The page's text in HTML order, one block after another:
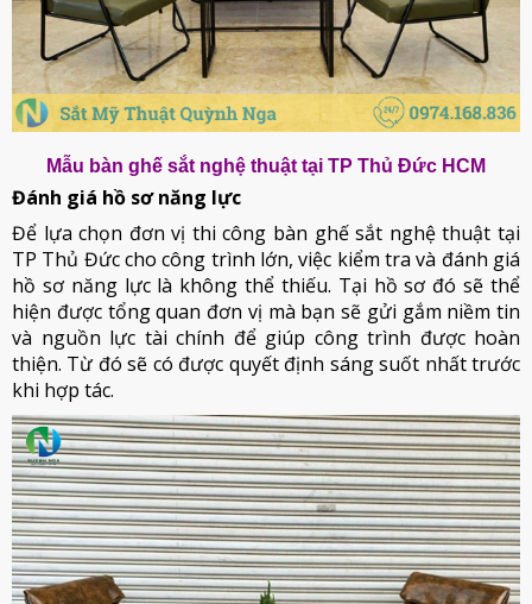
Mẫu bàn ghế sắt nghệ thuật tại TP Thủ Đức HCM
Đánh giá hồ sơ năng lực
Để lựa chọn đơn vị thi công bàn ghế sắt nghệ thuật tại
TP Thủ Đức cho công trình lớn, việc kiểm tra và đánh giá
hồ sơ năng lực là không thể thiếu. Tại hồ sơ đó sẽ thể
hiện được tổng quan đơn vị mà bạn sẽ gửi gắm niềm tin
và nguồn lực tài chính để giúp công trình được hoàn
thiện. Từ đó sẽ có được quyết định sáng suốt nhất trước
khi hợp tác.